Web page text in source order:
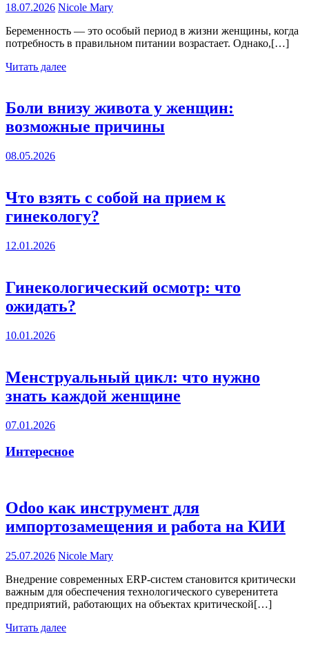
18.07.2026 Nicole Mary
Беременность — это особый период в жизни женщины, когда
потребность в правильном питании возрастает. Однако,[…]
Читать далее
Боли внизу живота у женщин:
возможные причины
08.05.2026
Что взять с собой на прием к
гинекологу?
12.01.2026
Гинекологический осмотр: что
ожидать?
10.01.2026
Менструальный цикл: что нужно
знать каждой женщине
07.01.2026
Интересное
Odoo как инструмент для
импортозамещения и работа на КИИ
25.07.2026 Nicole Mary
Внедрение современных ERP-систем становится критически
важным для обеспечения технологического суверенитета
предприятий, работающих на объектах критической[…]
Читать далее